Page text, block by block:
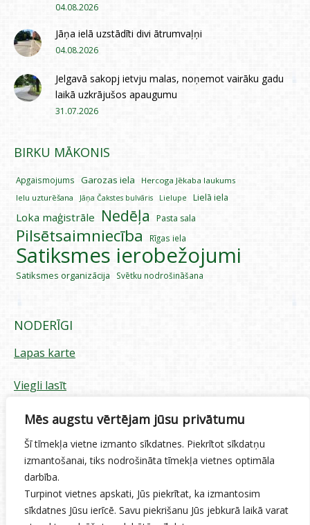
Mēs augstu vērtējam jūsu privātumu
Šī tīmekļa vietne izmanto sīkdatnes. Piekrītot sīkdatņu
izmantošanai, tiks nodrošināta tīmekļa vietnes optimāla
darbība.
Turpinot vietnes apskati, Jūs piekrītat, ka izmantosim
sīkdatnes Jūsu ierīcē. Savu piekrišanu Jūs jebkurā laikā varat
04.08.2026
Jāņa ielā uzstādīti divi ātrumvaļņi
04.08.2026
Jelgavā sakopj ietvju malas, noņemot vairāku gadu
laikā uzkrājušos apaugumu
31.07.2026
BIRKU MĀKONIS
Apgaismojums Garozas iela
Hercoga Jēkaba laukums
Ielu uzturēšana
Jāņa Čakstes bulvāris Lielupe Lielā iela
Loka maģistrāle Nedēļa Pasta sala
Pilsētsaimniecība Rīgas iela
Satiksmes ierobežojumi
Satiksmes organizācija Svētku nodrošināšana
NODERĪGI
Lapas karte
Viegli lasīt
Piekļūstamības paziņojums
Sīkdatņu izmantošana
Privātuma politika
Ētikas kodekss